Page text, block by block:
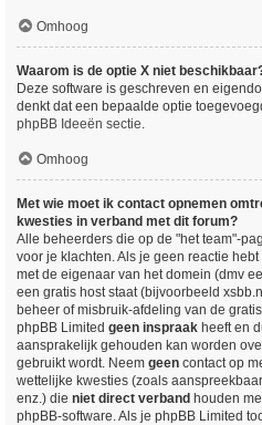
Omhoog
Waarom is de optie X niet
Deze software is geschreven en
denkt dat een bepaalde optie
phpBB Ideeën sectie.
Omhoog
Met wie moet ik contact opnemen
kwesties in verband met dit forum?
Alle beheerders die op de "het team"-
voor je klachten. Als je geen reactie
met de eigenaar van het domein (dmv
een gratis host staat (bijvoorbeeld
beheer of misbruik-afdeling van de
phpBB Limited geen inspraak heeft en
aansprakelijk gehouden kan worden
gebruikt wordt. Neem geen contact op
wettelijke kwesties (zoals
enz.) die niet direct verband houden
phpBB-software. Als je phpBB Limited